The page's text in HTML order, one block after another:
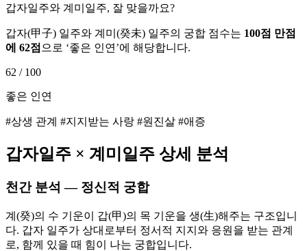
갑자일주와 계미일주, 잘 맞을까요?
갑자(甲子) 일주와 계미 (癸未) 일주의 궁합 점수는 100점 만점
에 62점 으로 ‘좋은 인연 ’에 해당합니다.
62 / 100
좋은 인연
#상생 관계 #지지받는 사랑 #원진살 #애증
갑자일주 × 계미 일주 상세 분석
천간 분석 — 정신적 궁합
계(癸)의 수 기운이 갑(甲)의 목 기운을 생(生)해주는 구조입니
다. 갑자 일주가 상대로부터 정서적 지지와 응원을 받는 관계
로, 함께 있을 때 힘이 나는 궁합입니다.